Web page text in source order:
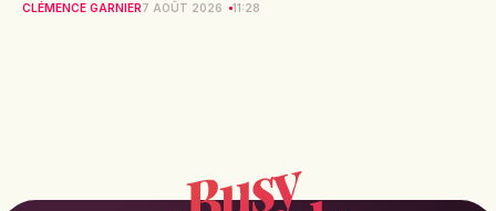
CLÉMENCE GARNIER7 AOÛT 2026 11:28